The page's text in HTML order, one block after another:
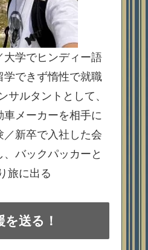
学でヒンディー語
学できず惰性で就職
サルタントとして、
メーカーを相手に
新卒で入社した会
バックパッカーと
旅に出る
送る！